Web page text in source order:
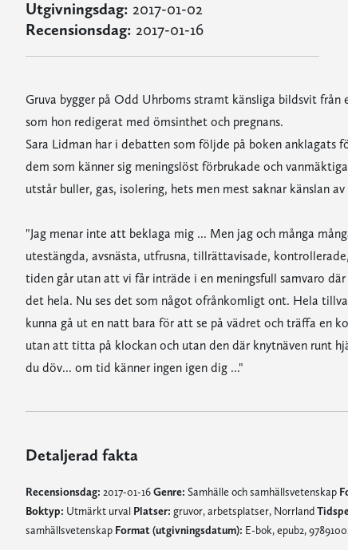
Utgivningsdag: 2017-01-02
Recensionsdag: 2017-01-16
Gruva bygger på Odd Uhrboms stramt känsliga bildsvit
som hon redigerat med ömsinthet och pregnans.
Sara Lidman har i debatten som följde på boken anklagats
dem som känner sig meningslöst förbrukade och
utstår buller, gas, isolering, hets men mest saknar känslan
"Jag menar inte att beklaga mig ... Men jag och många
utestängda, avsnästa, utfrusna, tillrättavisade,
tiden går utan att vi får inträde i en meningsfull samvaro
det hela. Nu ses det som något ofrånkomligt ont. Hela
kunna gå ut en natt bara för att se på vädret och träffa en
utan att titta på klockan och utan den där knytnäven runt
du döv... om tid känner ingen igen dig ..."
Detaljerad fakta
Recensionsdag: 2017-01-16Genre: Samhälle och samhällsvetenskap
Boktyp: Utmärkt urval Platser: gruvor, arbetsplatser, Norrland
samhällsvetenskap Format (utgivningsdatum): E-bok, epub2,